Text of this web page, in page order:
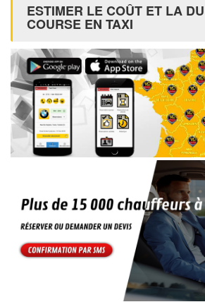
ESTIMER LE COÛT ET LA
COURSE EN TAXI